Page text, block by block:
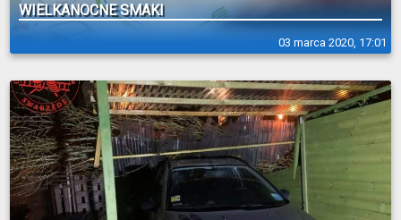
03 marca 2020, 17:01
WIELKANOCNE SMAKI